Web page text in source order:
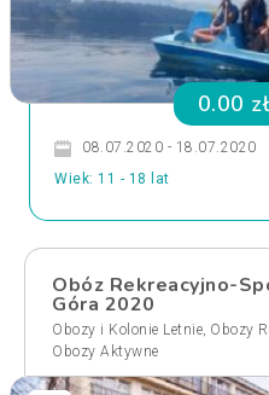
0.00 zł
08.07.2020 - 18.07.2020
Wiek: 11 - 18 lat
Obóz Rekreacyjno-
Góra 2020
Obozy i Kolonie Letnie, Obozy
Obozy Aktywne